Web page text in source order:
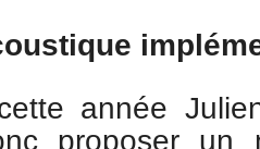
année
proposer un